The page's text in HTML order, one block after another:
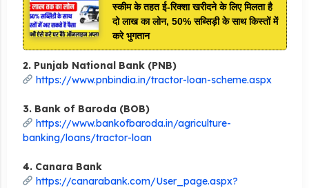
स्कीम के तहत ई-रिक्शा खरीदने के लिए मिलता है
दो लाख का लोन, 50% सब्सिड़ी के साथ किस्तों में
करे भुगतान
2. Punjab National Bank (PNB)
https://www.pnbindia.in/tractor-loan-scheme.aspx
3. Bank of Baroda (BOB)
https://www.bankofbaroda.in/agriculture-
banking/loans/tractor-loan
4. Canara Bank
https://canarabank.com/User_page.aspx?